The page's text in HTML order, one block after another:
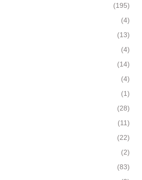
(195)
(4)
(13)
(4)
(14)
(4)
(1)
(28)
(11)
(22)
(2)
(83)